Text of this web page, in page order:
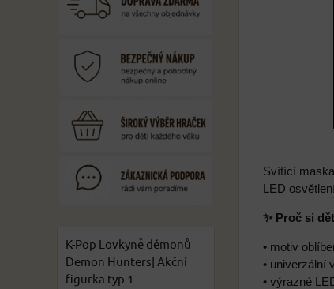
Svítící
LED
✨ Proč si
• motiv
• univerzální
• výrazné
K-Pop Lovkyně démonů
Demon Hunters| Akční
figurka typ 1